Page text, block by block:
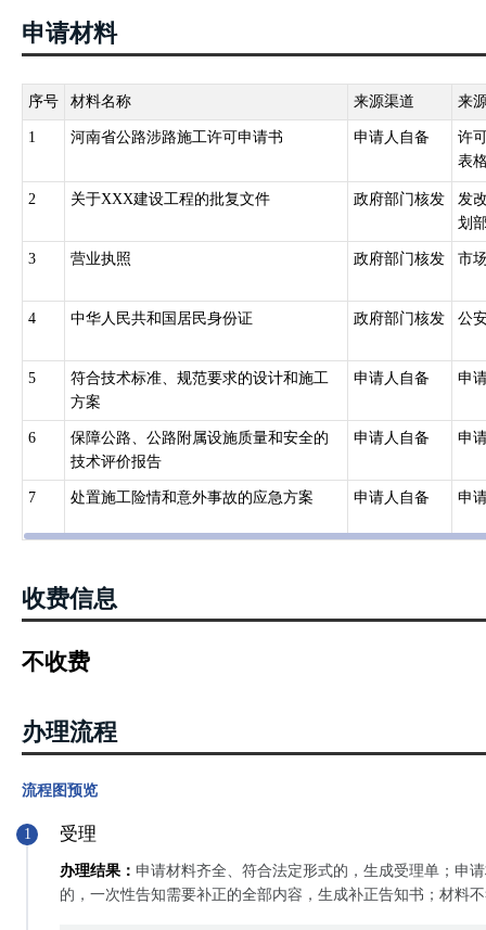
申请材料
序号 材料名称 来源渠道 来
1 河南省公路涉路施工许可申请书 申请人自备
许
表
2 关于XXX建设工程的批复文件 政府部门核发
发
划
3 营业执照 政府部门核发 市
4 中华人民共和国居民身份证 政府部门核发 公
5
符合技术标准、规范要求的设计和施工
方案
申请人自备 申
6
保障公路、公路附属设施质量和安全的
技术评价报告
申请人自备 申
7 处置施工险情和意外事故的应急方案 申请人自备 申
收费信息
不收费
办理流程
流程图预览
1 受理
办理结果： 申请材料齐全、符合法定形式的，生成受理单；申
的，一次性告知需要补正的全部内容，生成补正告知书；材料